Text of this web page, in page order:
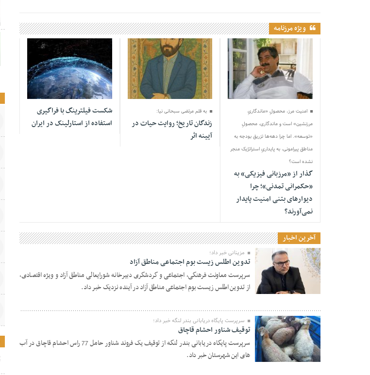
حاکمیت در اسناد، نقشه‌ها و […]
ویژه مرزنامه
13 مه 2026
امنیت مرز، محصولِ «ماندگاریِ
مرزنشین» است و ماندگاری، محصولِ
«توسعه». اما چرا دهه‌ها تزریق بودجه به
مناطق پیرامونی، به پایداریِ استراتژیک منجر
نشده است؟
گذار از «مرزبانی فیزیکی» به
«حکمرانی تمدنی»؛ چرا
دیوارهای بتنی امنیت پایدار
نمی‌آورند؟
04 آوریل 2025
به قلم مرتضی سبحانی نیا:
زندگان تاریخ؛ روایت حیات در
آیینه اثر
08 سپتامبر 2024
شکست‌ فیلترینگ با فراگیری
استفاده از استارلینک در ایران
آخرین اخبار
مزینانی خبر داد؛
تدوین اطلس زیست بوم اجتماعی مناطق آزاد
سرپرست معاونت فرهنگی، اجتماعی و گردشگری دبیرخانه شورایعالی مناطق آزاد و ویژه اقتصادی،
از تدوین اطلس زیست بوم اجتماعی مناطق آزاد در آینده نزدیک خبر داد.
04 نوامبر 2024
سرپرست پايگاه دريابانی بندر لنگه خبر داد؛
توقيف شناور احشام قاچاق
سرپرست پايگاه دريابانی بندر لنگه از توقيف يک فروند شناور حامل 77 راس احشام قاچاق در آب
های اين شهرستان خبر داد.